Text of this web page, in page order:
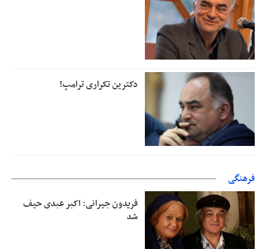
دکترین تکراری ترامپ!
فرهنگی
فریدون جیرانی: اکبر عبدی حیف
شد